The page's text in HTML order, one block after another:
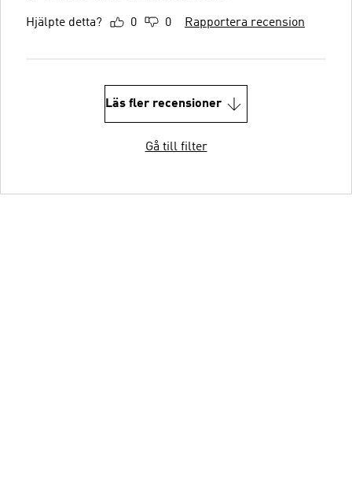
Hjälpte detta? 0 0 Rapportera recension
Läs fler recensioner
Gå till filter